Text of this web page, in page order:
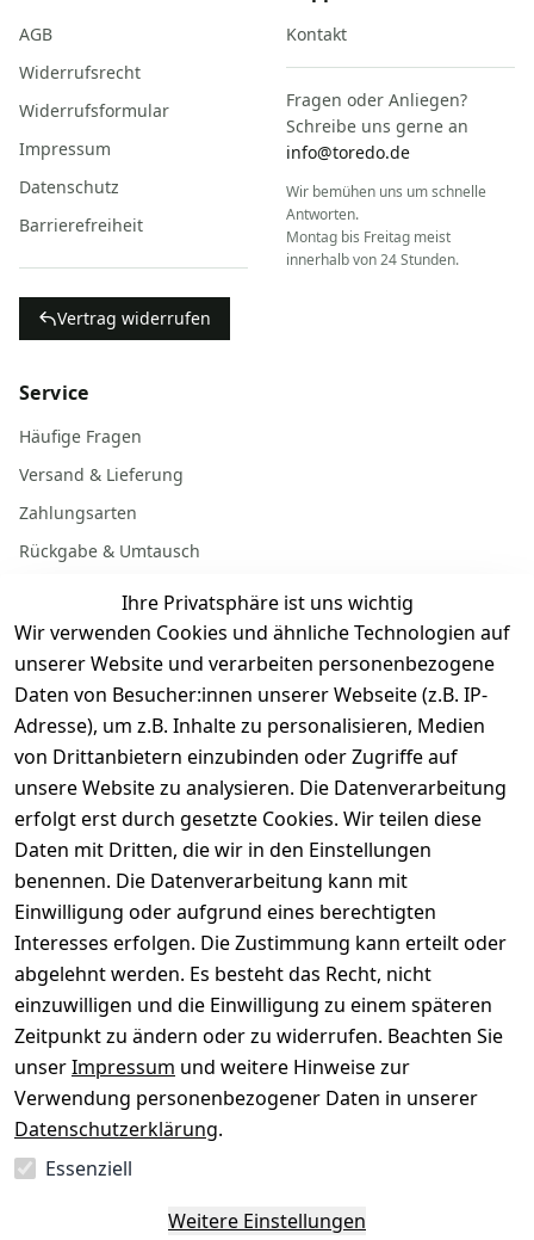
Ihre Privatsphäre ist uns wichtig
Wir verwenden Cookies und ähnliche Technologien auf
unserer Website und verarbeiten personenbezogene
Daten von Besucher:innen unserer Webseite (z.B. IP-
Adresse), um z.B. Inhalte zu personalisieren, Medien
von Drittanbietern einzubinden oder Zugriffe auf
unsere Website zu analysieren. Die Datenverarbeitung
erfolgt erst durch gesetzte Cookies. Wir teilen diese
Daten mit Dritten, die wir in den Einstellungen
benennen. Die Datenverarbeitung kann mit
Einwilligung oder aufgrund eines berechtigten
Interesses erfolgen. Die Zustimmung kann erteilt oder
abgelehnt werden. Es besteht das Recht, nicht
einzuwilligen und die Einwilligung zu einem späteren
Zeitpunkt zu ändern oder zu widerrufen. Beachten Sie
unserImpressum und weitere Hinweise zur
Verwendung personenbezogener Daten in unserer
Datenschutzerklärung.
Essenziell
Weitere Einstellungen
AGB
Widerrufsrecht
Widerrufsformular
Impressum
Datenschutz
Barrierefreiheit
Vertrag widerrufen
Kontakt
Fragen oder Anliegen?
Schreibe uns gerne an
info@toredo.de
Wir bemühen uns um schnelle
Antworten.
Montag bis Freitag meist
innerhalb von 24 Stunden.
Service
Häufige Fragen
Versand & Lieferung
Zahlungsarten
Rückgabe & Umtausch
Batterieentsorgung
Gerät verkaufen
Dein altes Gerät ist bares Geld wert. Festpreis in
wenigen Minuten, kostenfrei einsenden, Auszahlung
aufs Konto.
Gerät verkaufen
Sichere Zahlungsarten
SEPA Bank
Sicherheit
Deine Daten. Sicher. Vertraulich.